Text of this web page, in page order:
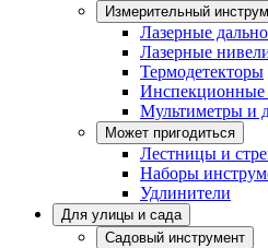
Измерительный
Лазерные
Лазерные
Термодетекторы
Инспекционные
Мультиметры и
Может пригодиться
Лестницы и
Наборы
Удлинители
Для улицы и сада
Садовый инструмент